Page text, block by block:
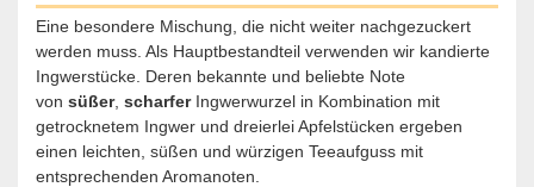
Eine besondere Mischung, die nicht weiter nachgezuckert
werden muss. Als Hauptbestandteil verwenden wir kandierte
Ingwerstücke. Deren bekannte und beliebte Note
von süßer, scharferIngwerwurzel in Kombination mit
getrocknetem Ingwer und dreierlei Apfelstücken ergeben
einen leichten, süßen und würzigen Teeaufguss mit
entsprechenden Aromanoten.